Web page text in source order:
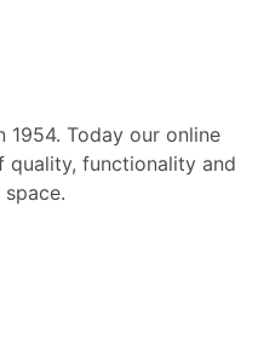
1954. Today our online
quality, functionality and